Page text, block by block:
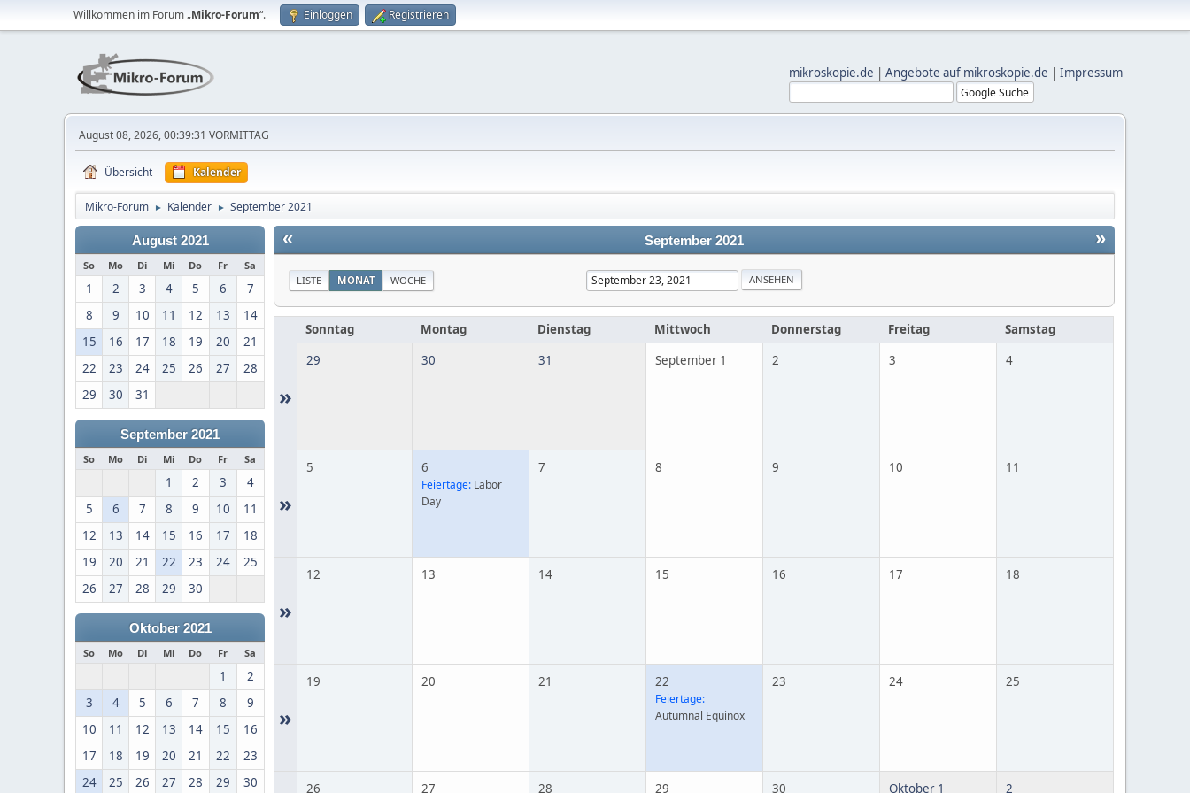
Willkommen im Forum „Mikro-Forum“. Einloggen Registrieren
mikroskopie.de | Angebote auf mikroskopie.de | Impressum
August 08, 2026, 00:39:31 VORMITTAG
Übersicht Kalender
Mikro-Forum ► Kalender ► September 2021
August 2021
So Mo Di Mi Do Fr Sa
1 2 3 4 5 6
7
8
9 10 11 12 13
14
15
16 17 18 19 20
21
22
23 24 25 26 27
28
29
30 31
September 2021
So Mo Di Mi Do Fr Sa
1 2 3
4
5
6 7 8 9 10
11
12
13 14 15 16 17
18
19
20 21 22 23 24
25
26
27 28 29 30
Oktober 2021
So Mo Di Mi Do Fr Sa
1
2
3
4 5 6 7 8
9
10
11 12 13 14 15
16
17
18 19 20 21 22
23
24
25 26 27 28 29 30
« »
September 2021
LISTE MONAT WOCHE
Sonntag Montag Dienstag Mittwoch Donnerstag Freitag Samstag
»
29 30 31 September 1 2 3 4
»
5 6
Feiertage: Labor
Day
7 8 9 10 11
»
12 13 14 15 16 17 18
»
19 20 21 22
Feiertage:
Autumnal Equinox
23 24 25
26 27 28 29 30 Oktober 1 2